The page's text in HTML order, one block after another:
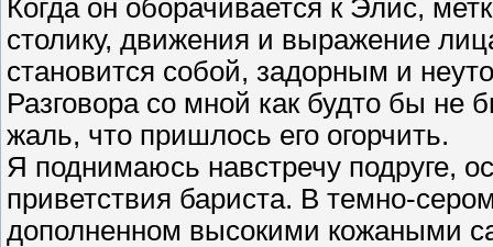
Когда он оборачивается к Элис,
столику, движения и выражение
становится собой, задорным и
Разговора со мной как будто бы не
жаль, что пришлось его огорчить.
Я поднимаюсь навстречу подруге,
приветствия бариста. В темно-
дополненном высокими кожаными